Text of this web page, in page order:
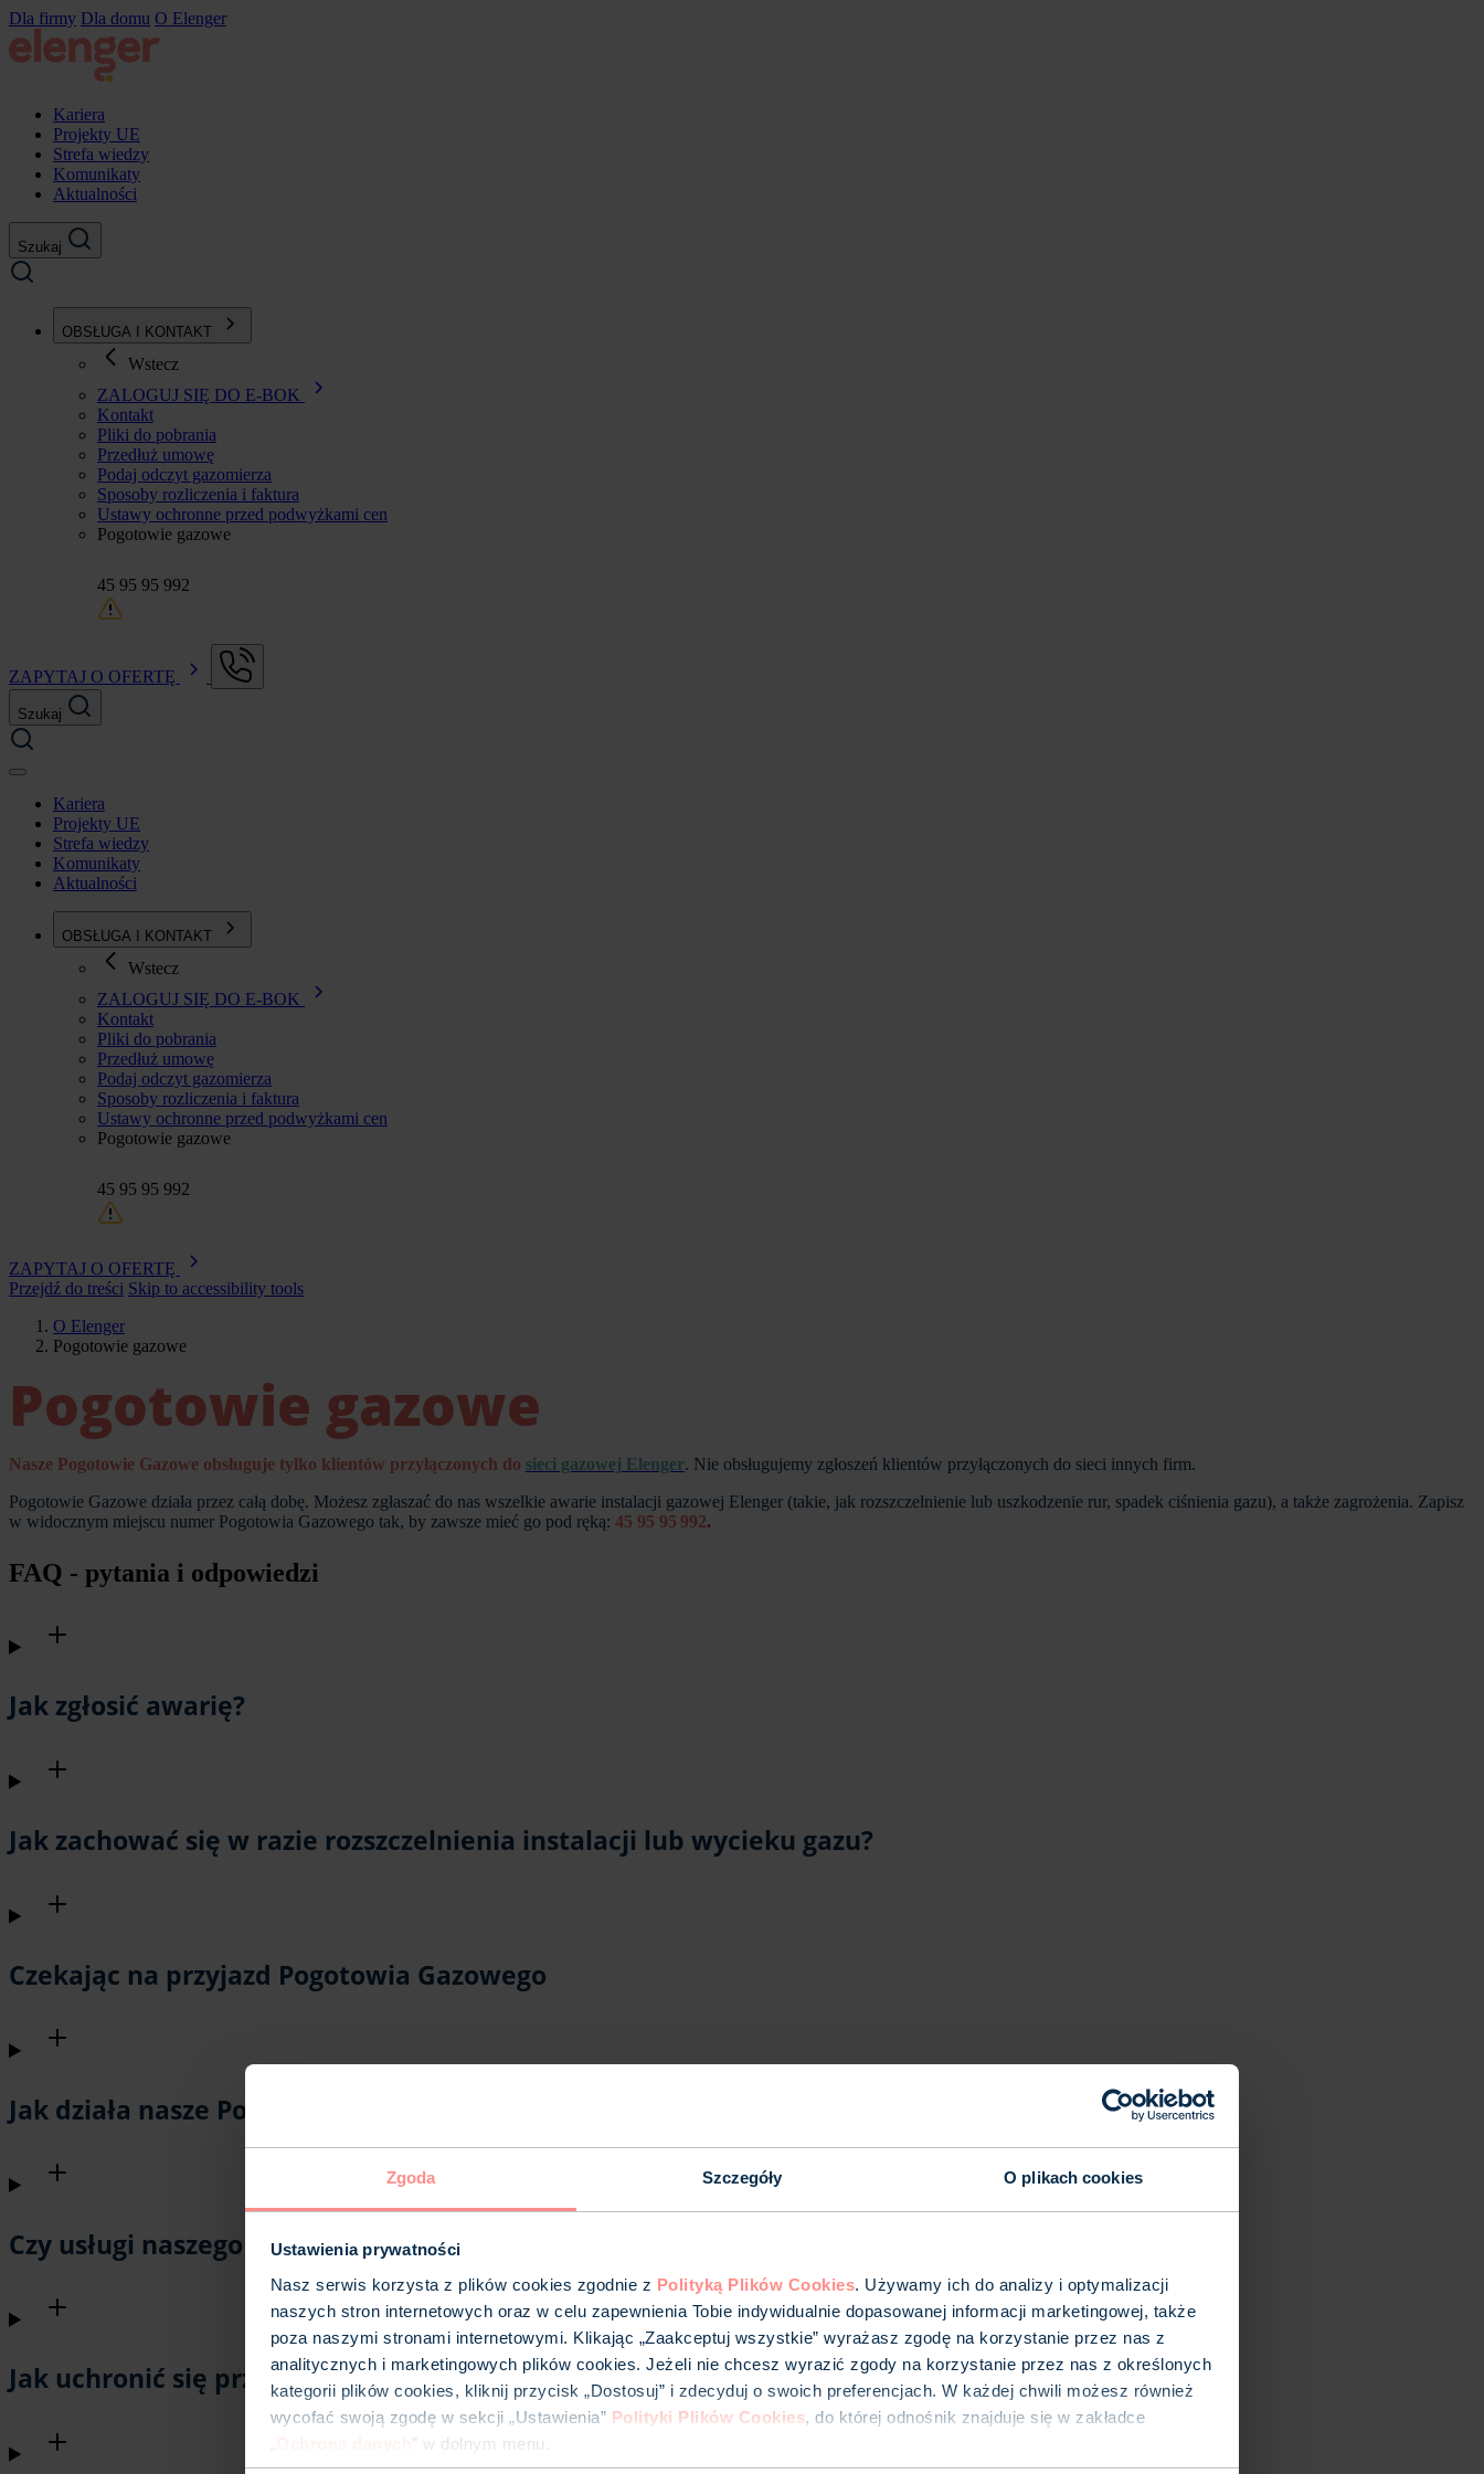
Zgoda Szczegóły O plikach cookies
Ustawienia prywatności
Nasz serwis korzysta z plików cookies zgodnie z Polityką Plików Cookies. Używamy ich do analizy i optymalizacji
naszych stron internetowych oraz w celu zapewnienia Tobie indywidualnie dopasowanej informacji marketingowej, także
poza naszymi stronami internetowymi. Klikając „Zaakceptuj wszystkie” wyrażasz zgodę na korzystanie przez nas z
analitycznych i marketingowych plików cookies. Jeżeli nie chcesz wyrazić zgody na korzystanie przez nas z określonych
kategorii plików cookies, kliknij przycisk „Dostosuj” i zdecyduj o swoich preferencjach. W każdej chwili możesz również
wycofać swoją zgodę w sekcji „Ustawienia” Polityki Plików Cookies, do której odnośnik znajduje się w zakładce
„
” w dolnym menu.
Przejdź
do
treści
Dla firmy Dla domu O Elenger
Kariera
Projekty UE
Strefa wiedzy
Komunikaty
Aktualności
Szukaj
OBSŁUGA I KONTAKT
Wstecz
ZALOGUJ SIĘ DO E-BOK
Kontakt
Pliki do pobrania
Przedłuż umowę
Podaj odczyt gazomierza
Sposoby rozliczenia i faktura
Ustawy ochronne przed podwyżkami cen
Pogotowie gazowe
45 95 95 992
ZAPYTAJ O OFERTĘ
Szukaj
Kariera
Projekty UE
Strefa wiedzy
Komunikaty
Aktualności
OBSŁUGA I KONTAKT
Wstecz
ZALOGUJ SIĘ DO E-BOK
Kontakt
Pliki do pobrania
Przedłuż umowę
Podaj odczyt gazomierza
Sposoby rozliczenia i faktura
Ustawy ochronne przed podwyżkami cen
Pogotowie gazowe
45 95 95 992
ZAPYTAJ O OFERTĘ
Przejdź do treści Skip to accessibility tools
Ścieżka
nawigacyjna
O Elenger
Pogotowie gazowe
Pogotowie gazowe
Nasze Pogotowie Gazowe obsługuje tylko klientów przyłączonych do sieci gazowej Elenger. Nie obsługujemy zgłoszeń klientów przyłączonych do sieci innych firm.
Pogotowie Gazowe działa przez całą dobę. Możesz zgłaszać do nas wszelkie awarie instalacji gazowej Elenger (takie, jak rozszczelnienie lub uszkodzenie rur, spadek ciśnienia gazu), a także zagrożenia. Zapisz
w widocznym miejscu numer Pogotowia Gazowego tak, by zawsze mieć go pod ręką: 45 95 95 992.
FAQ - pytania i odpowiedzi
Jak zgłosić awarię?
Jak zachować się w razie rozszczelnienia instalacji lub wycieku gazu?
Czekając na przyjazd Pogotowia Gazowego
Jak działa nasze Pogotowie Gazowe?
Czy usługi naszego Pogotowia Gazowego są płatne?
Jak uchronić się przed awariami?